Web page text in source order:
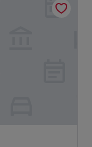
190 €